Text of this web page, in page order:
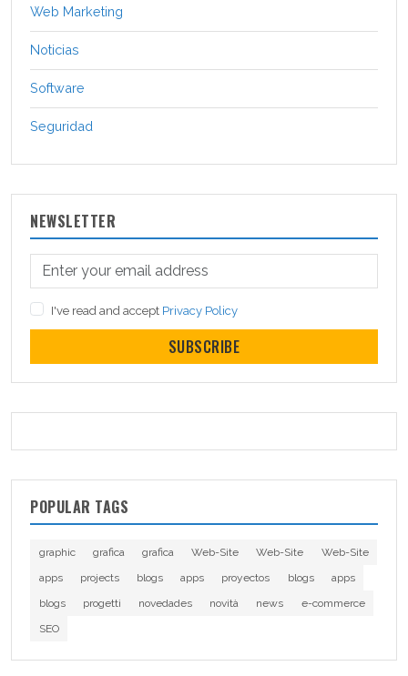
Web Marketing
Noticias
Software
Seguridad
NEWSLETTER
I've read and accept Privacy Policy
SUBSCRIBE
POPULAR TAGS
graphic grafica grafica Web-Site Web-Site
Web-Site
apps
projects blogs apps proyectos blogs
apps
blogs
progetti novedades novità news
e-commerce
SEO